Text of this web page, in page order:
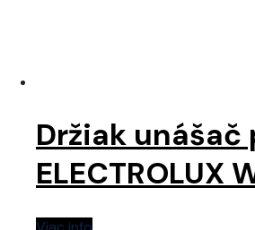
Držiak unášač
ELECTROLUX